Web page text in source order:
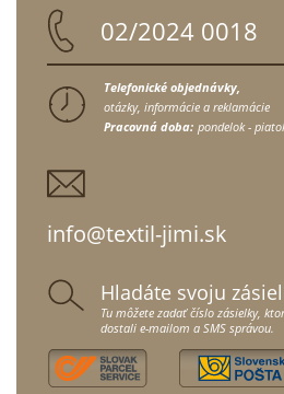
02/2024 0018
Telefonické objednávky,
otázky, informácie a reklamácie
Pracovná doba: pondelok -
info@textil-jimi.sk
Hladáte svoju
Tu môžete zadať číslo zásielky,
dostali e-mailom a SMS správou.